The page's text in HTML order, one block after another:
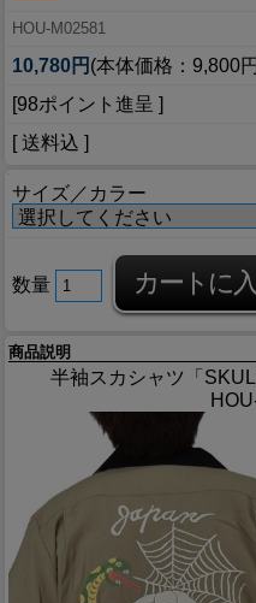
HOU-M02581
10,780円 (本体価格：9,800
[98ポイント進呈 ]
[ 送料込 ]
サイズ／カラー
数量
商品説明
半袖スカシャツ「